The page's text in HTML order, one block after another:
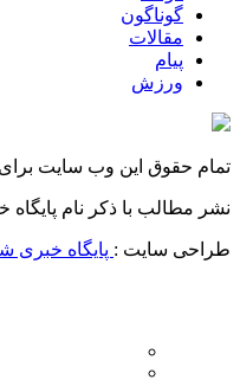
گوناگون
مقالات
پیام
ورزش
تمام حقوق این وب سایت
نشر مطالب با ذکر نام پایگاه
طراحی سایت : پایگاه خبری